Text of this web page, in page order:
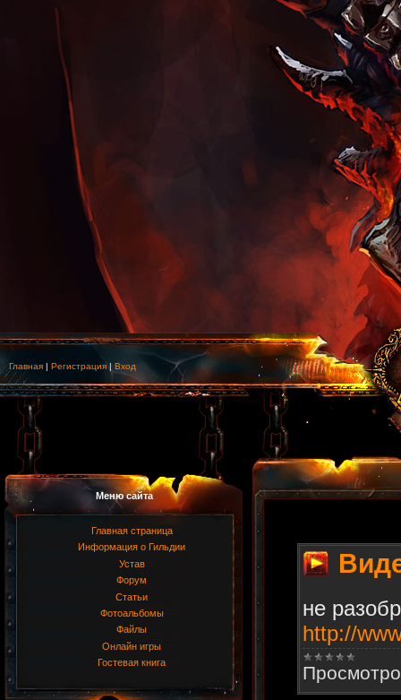
Главная | Регистрация | Вход
Меню сайта
Главная страница
Информация о Гильдии
Устав
Форум
Статьи
Фотоальбомы
Файлы
Онлайн игры
Гостевая книга
не
http://